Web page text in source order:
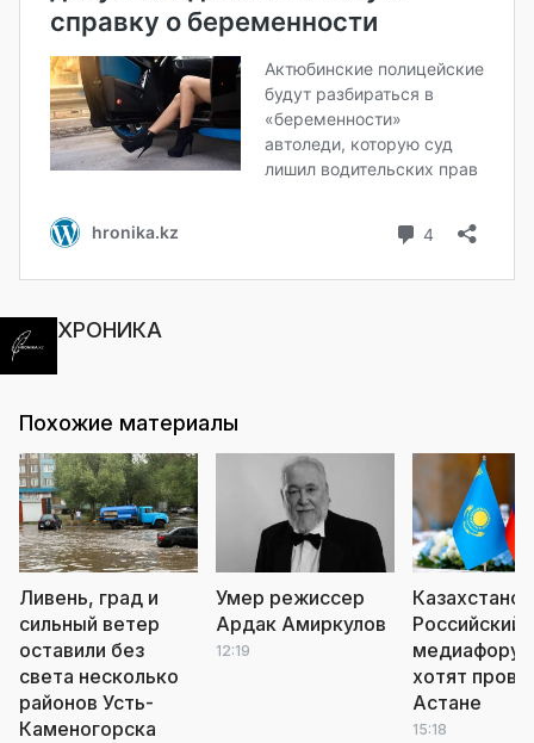
ХРОНИКА
Похожие материалы
Ливень, град и
сильный ветер
оставили без
света несколько
районов Усть-
Каменогорска
Умер режиссер
Ардак Амиркулов
12:19
Российский
медиафорум
хотят
Астане
15:18